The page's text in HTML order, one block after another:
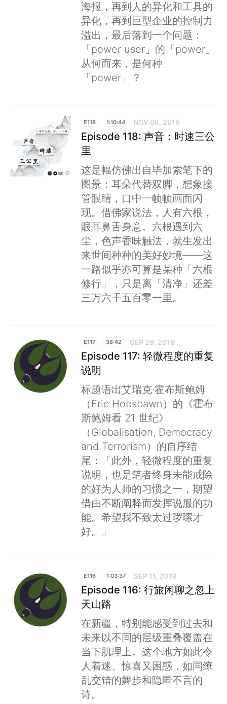
海报，再到人的异化和工具的
异化，再到巨型企业的控制力
溢出，最后落到一个问题：
「power user」的「power」
从何而来，是何种
「power」？
E118 1:10:44 NOV 08, 2019
Episode 118: 声音：时速三公
里
这是幅仿佛出自毕加索笔下的
图景：耳朵代替双脚，想象接
管眼睛，口中一帧帧画面闪
现。借佛家说法，人有六根，
眼耳鼻舌身意。六根遇到六
尘，色声香味触法，就生发出
来世间种种的美好妙境——这
一路似乎亦可算是某种「六根
修行」，只是离「清净」还差
三万六千五百零一里。
E117 38:42 SEP 29, 2019
Episode 117: 轻微程度的重复
说明
标题语出艾瑞克·霍布斯鲍姆
（Eric Hobsbawn）的《霍布
斯鲍姆看 21 世纪》
（Globalisation, Democracy
and Terrorism）的自序结
尾：「此外，轻微程度的重复
说明，也是笔者终身未能戒除
的好为人师的习惯之一，期望
借由不断阐释而发挥说服的功
能。希望我不致太过啰嗦才
好。」
E116 1:03:37 SEP 11, 2019
Episode 116: 行旅闲聊之忽上
天山路
在新疆，特别能感受到过去和
未来以不同的层级重叠覆盖在
当下肌理上。这个地方如此令
人着迷、惊喜又困惑，如同缭
乱交错的舞步和隐匿不言的
诗。